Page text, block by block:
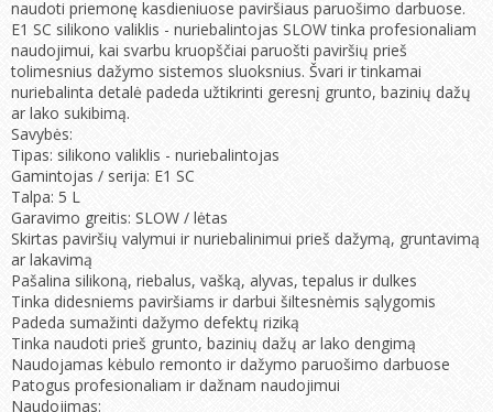
naudoti priemonę kasdieniuose paviršiaus paruošimo darbuose.
E1 SC silikono valiklis - nuriebalintojas SLOW tinka profesionaliam
naudojimui, kai svarbu kruopščiai paruošti paviršių prieš
tolimesnius dažymo sistemos sluoksnius. Švari ir tinkamai
nuriebalinta detalė padeda užtikrinti geresnį grunto, bazinių dažų
ar lako sukibimą.
Savybės:
Tipas: silikono valiklis - nuriebalintojas
Gamintojas / serija: E1 SC
Talpa: 5 L
Garavimo greitis: SLOW / lėtas
Skirtas paviršių valymui ir nuriebalinimui prieš dažymą, gruntavimą
ar lakavimą
Pašalina silikoną, riebalus, vašką, alyvas, tepalus ir dulkes
Tinka didesniems paviršiams ir darbui šiltesnėmis sąlygomis
Padeda sumažinti dažymo defektų riziką
Tinka naudoti prieš grunto, bazinių dažų ar lako dengimą
Naudojamas kėbulo remonto ir dažymo paruošimo darbuose
Patogus profesionaliam ir dažnam naudojimui
Naudojimas: